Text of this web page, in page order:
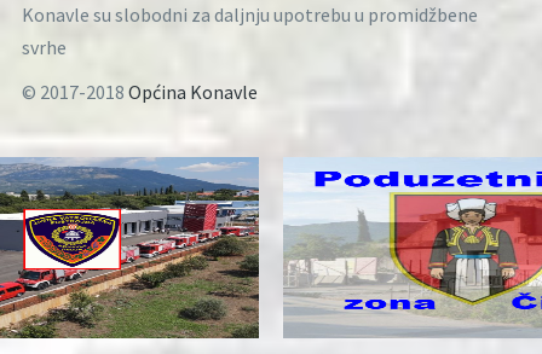
Konavle su slobodni za daljnju upotrebu u promidžbene
svrhe
© 2017-2018 Općina Konavle